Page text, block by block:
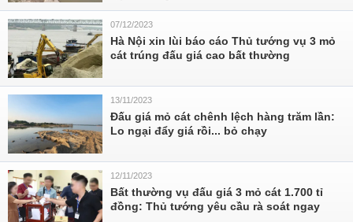
07/12/2023
Hà Nội xin lùi báo cáo Thủ tướng vụ 3 mỏ
cát trúng đấu giá cao bất thường
13/11/2023
Đấu giá mỏ cát chênh lệch hàng trăm lần:
Lo ngại đẩy giá rồi... bỏ chạy
12/11/2023
Bất thường vụ đấu giá 3 mỏ cát 1.700 tỉ
đồng: Thủ tướng yêu cầu rà soát ngay